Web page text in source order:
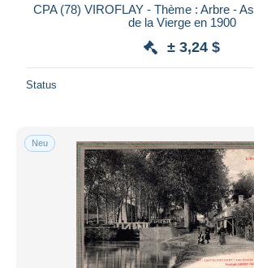
CPA (78) VIROFLAY - Thème : Arbre -
de la Vierge en 1900
± 3,24 $
Status
Neu